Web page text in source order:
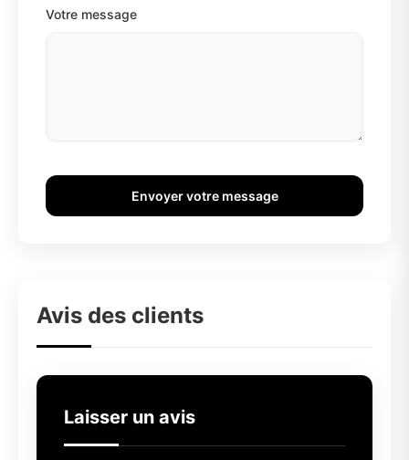
Votre message
Envoyer votre message
Avis des clients
Laisser un avis